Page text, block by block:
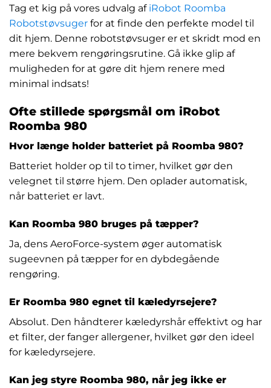
Tag et kig på vores udvalg af iRobot Roomba
Robotstøvsuger for at finde den perfekte model til
dit hjem. Denne robotstøvsuger er et skridt mod en
mere bekvem rengøringsrutine. Gå ikke glip af
muligheden for at gøre dit hjem renere med
minimal indsats!
Ofte stillede spørgsmål om iRobot
Roomba 980
Hvor længe holder batteriet på Roomba 980?
Batteriet holder op til to timer, hvilket gør den
velegnet til større hjem. Den oplader automatisk,
når batteriet er lavt.
Kan Roomba 980 bruges på tæpper?
Ja, dens AeroForce-system øger automatisk
sugeevnen på tæpper for en dybdegående
rengøring.
Er Roomba 980 egnet til kæledyrsejere?
Absolut. Den håndterer kæledyrshår effektivt og har
et filter, der fanger allergener, hvilket gør den ideel
for kæledyrsejere.
Kan jeg styre Roomba 980, når jeg ikke er